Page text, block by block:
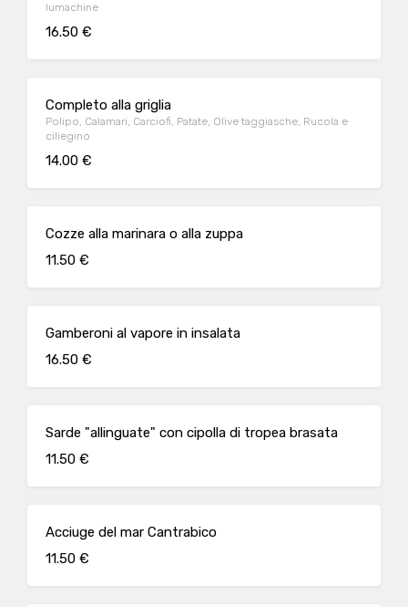
lumachine
16.50 €
Completo alla griglia
Polipo, Calamari, Carciofi, Patate, Olive taggiasche, Rucola e
ciliegino
14.00 €
Cozze alla marinara o alla zuppa
11.50 €
Gamberoni al vapore in insalata
16.50 €
Sarde "allinguate" con cipolla di tropea brasata
11.50 €
Acciuge del mar Cantrabico
11.50 €